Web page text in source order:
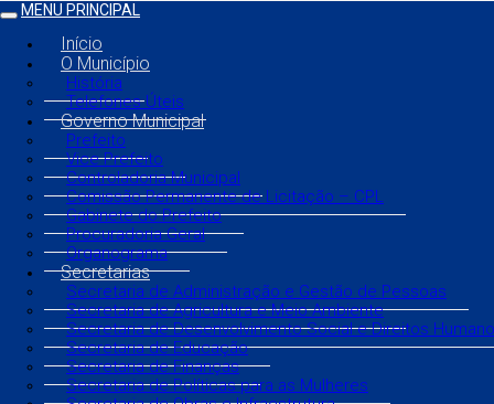
MENU PRINCIPAL
Início
O Município
História
Telefones Úteis
Governo Municipal
Prefeito
Vice Prefeito
Controladoria Municipal
Comissão Permanente de Licitação – CPL
Gabinete do Prefeito
Procuradoria Geral
Organograma
Secretarias
Secretaria de Administração e Gestão de Pessoas
Secretaria de Agricultura e Meio Ambiente
Secretaria de Desenvolvimento Social e Direitos
Secretaria de Educação
Secretaria de Finanças
Secretaria de Políticas para as Mulheres